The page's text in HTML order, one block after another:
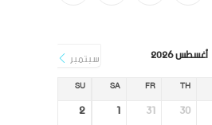
أغسطس 2026 سبتمبر
TH
FR
SA
SU
30
31
1
2